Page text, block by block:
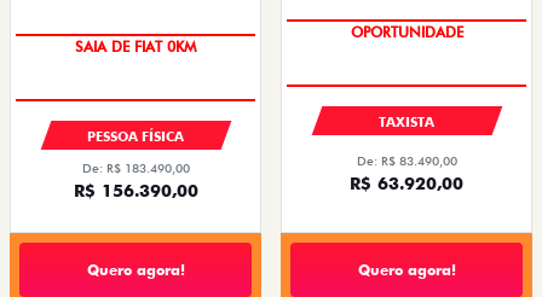
SAIA DE FIAT 0KM
PESSOA FÍSICA
De: R$ 183.490,00
R$ 156.390,00
Quero agora!
OPORTUNIDADE
TAXISTA
De: R$ 83.490,00
R$ 63.920,00
Quero agora!